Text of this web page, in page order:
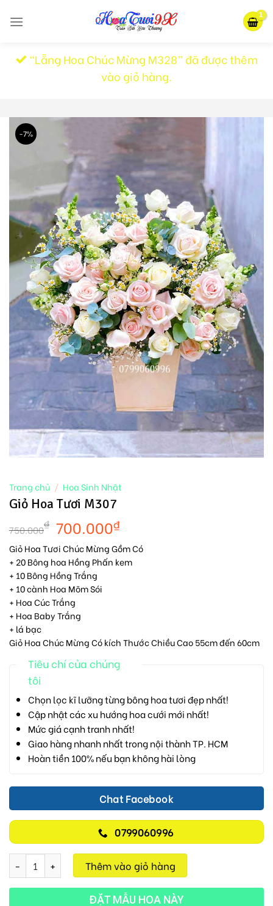
“Lẵng Hoa Chúc Mừng M328” đã được thêm
vào giỏ hàng.
-7%
Trang chủ / Hoa Sinh Nhật
Giỏ Hoa Tươi M307
750.000₫ 700.000₫
Giỏ Hoa Tươi Chúc Mừng Gồm Có
+ 20 Bông hoa Hồng Phấn kem
+ 10 Bông Hồng Trắng
+ 10 cành Hoa Mõm Sói
+ Hoa Cúc Trắng
+ Hoa Baby Trắng
+ lá bạc
Giỏ Hoa Chúc Mừng Có kích Thước Chiều Cao 55cm đến 60cm
Tiêu chí của chúng
tôi
Chọn lọc kĩ lưỡng từng bông hoa tươi đẹp nhất!
Cập nhật các xu hướng hoa cưới mới nhất!
Mức giá cạnh tranh nhất!
Giao hàng nhanh nhất trong nội thành TP. HCM
Hoàn tiền 100% nếu bạn không hài lòng
Chat Facebook
0799060996
Giỏ Hoa Tươi M307 số lượngThêm vào giỏ hàng
ĐẶT MẪU HOA NÀY